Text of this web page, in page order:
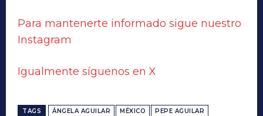
Para mantenerte informado sigue nuestro
Instagram
Igualmente síguenos en X
TAGS ÁNGELA AGUILAR MÉXICO PEPE AGUILAR